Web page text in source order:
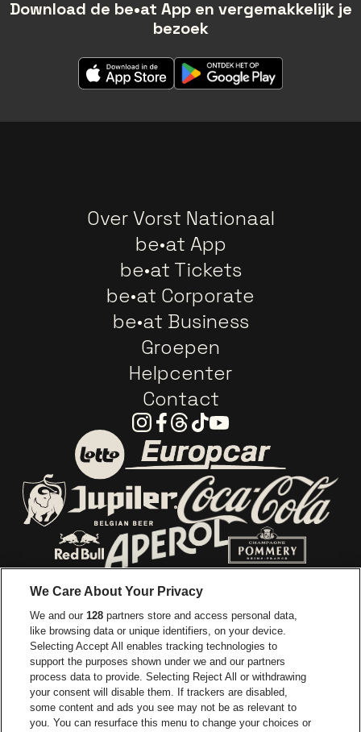
Download de be•at App en vergemakkelijk je
bezoek
Over Vorst Nationaal
be•at App
be•at Tickets
be•at Corporate
be•at Business
Groepen
Helpcenter
Contact
Instagram
Facebook
Threads
TiktokYoutube
Ga naar de website van Lotto
Ga naar de website van
Ga naar de website van JupilerGa naar de
Ga naar de website van Red BullGa naar de
Ga naar de website van Het logo van
Ga naar de
Ga naar de website van Croky
Ga naar de website van
Ga naar de website van Le Soir
Ga naar de
We Care About Your Privacy
We and our128 partners store and access personal data,
like browsing data or unique identifiers, on your device.
Selecting Accept All enables tracking technologies to
support the purposes shown under we and our partners
process data to provide. Selecting Reject All or withdrawing
your consent will disable them. If trackers are disabled,
some content and ads you see may not be as relevant to
you. You can resurface this menu to change your choices or